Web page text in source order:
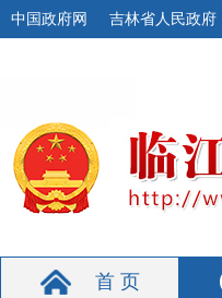
中国政府网 吉林省人民政府
首 页